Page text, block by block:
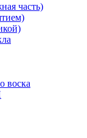
часть)
воска